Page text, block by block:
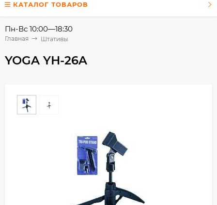
КАТАЛОГ ТОВАРОВ
Пн-Вс 10:00—18:30
Главная Штативы
YOGA YH-26A